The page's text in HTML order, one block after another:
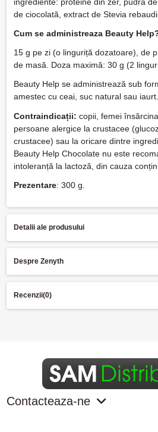
de ciocolată, extract de Stevia
Cum se administreaza Beauty
15 g pe zi (o linguriță dozatoare), de
de masă. Doza maximă: 30 g (2
Beauty Help se administrează sub
amestec cu ceai, suc natural sau iaurt.
Contraindicații: copii, femei
persoane alergice la crustacee
crustacee) sau la oricare dintre
Beauty Help Chocolate nu este
intoleranță la lactoză, din cauza
Prezentare: 300 g.
Detalii ale produsului
Despre Zenyth
Recenzii(0)
Contacteaza-ne